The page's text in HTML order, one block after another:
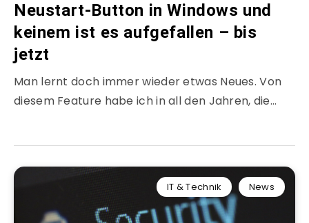
Neustart-Button in Windows und
keinem ist es aufgefallen – bis
jetzt
Man lernt doch immer wieder etwas Neues. Von
diesem Feature habe ich in all den Jahren, die…
IT & Technik News